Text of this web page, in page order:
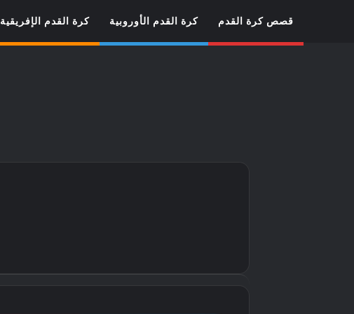
قصص كرة القدم كرة القدم الأوروبية كرة القدم الإفريقية